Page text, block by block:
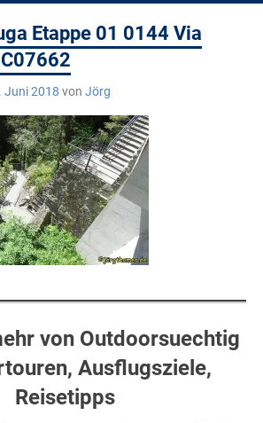
Etappe 01 0144 Via
Juni 2018 von Jörg
von Outdoorsuechtig
Ausflugsziele,
Reisetipps